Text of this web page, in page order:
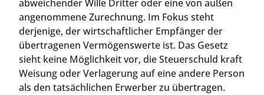
abweichender Wille Dritter oder eine von außen
angenommene Zurechnung. Im Fokus steht
derjenige, der wirtschaftlicher Empfänger der
übertragenen Vermögenswerte ist. Das Gesetz
sieht keine Möglichkeit vor, die Steuerschuld kraft
Weisung oder Verlagerung auf eine andere Person
als den tatsächlichen Erwerber zu übertragen.